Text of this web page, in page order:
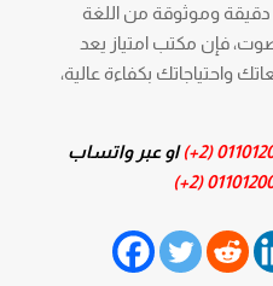
دقيقة وموثوقة من اللغة
فإن مكتب امتياز يعد
واحتياجاتك بكفاءة عالية،
او عبر واتساب